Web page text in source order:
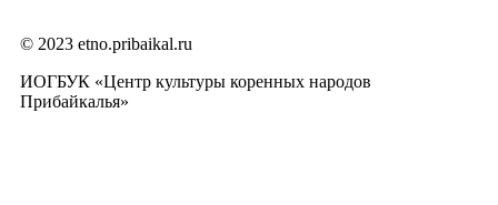
© 2023 etno.pribaikal.ru
ИОГБУК «Центр культуры коренных народов
Прибайкалья»